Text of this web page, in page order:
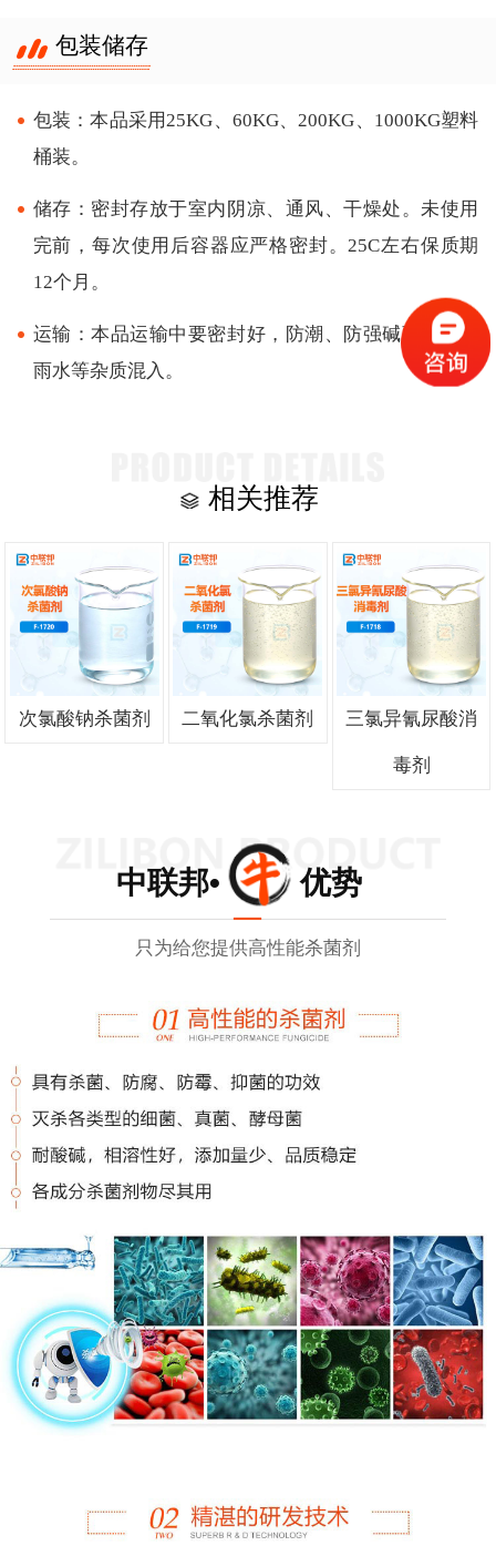
包装储存
包装：本品采用25KG、60KG、200KG、1000KG塑料
桶装。
储存：密封存放于室内阴凉、通风、干燥处。未使用
完前，每次使用后容器应严格密封。25C左右保质期
12个月。
运输：本品运输中要密封好，防潮、防强碱强酸及防
雨水等杂质混入。
相关推荐
次氯酸钠杀菌剂 二氧化氯杀菌剂 三氯异氰尿酸消
毒剂
中联邦• 优势
只为给您提供高性能杀菌剂